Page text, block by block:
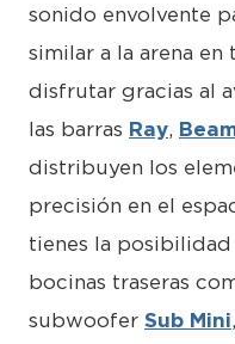
sonido envolvente
similar a la arena
disfrutar gracias al
las barras Ray,
distribuyen los
precisión en el
tienes la
bocinas traseras
subwoofer Sub Mini